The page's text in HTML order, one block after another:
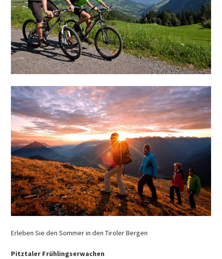
Erleben Sie den Sommer in den Tiroler Bergen
Pitztaler Frühlingserwachen